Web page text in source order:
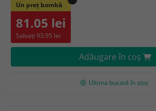
Un preț bombă
81.05 lei
Salvați 93.95 lei
Adăugare în coş
Ultima bucată în stoc